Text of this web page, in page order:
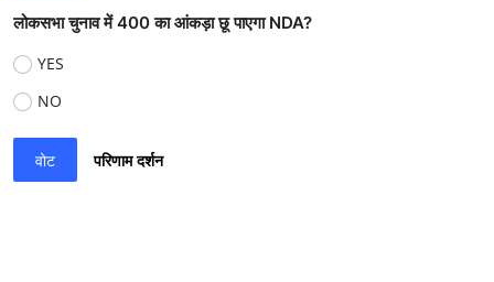
लोकसभा चुनाव में 400 का आंकड़ा छू पाएगा NDA?
YES
NO
वोट परिणाम दर्शन